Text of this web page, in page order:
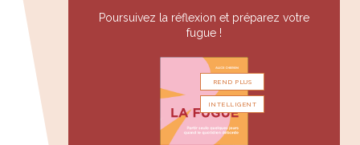
Poursuivez la réflexion et préparez votre
fugue !
REND PLUS
INTELLIGENT